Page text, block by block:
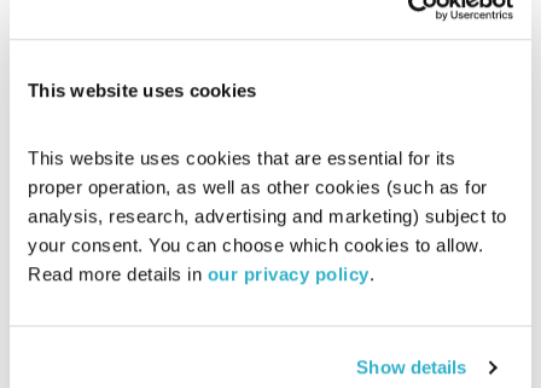
This website uses cookies
This website uses cookies that are essential for its
proper operation, as well as other cookies (such as for
analysis, research, advertising and marketing) subject to
your consent. You can choose which cookies to allow.
Read more details in our privacy policy.
Show details
מנועים קדימה בקיץ – 22.7.19
גלית גורא-עיני
22.07.19
00:57:57
גלית גורא עיני עם הגרסה הקיצית והמרעננת של מנועים קדימה